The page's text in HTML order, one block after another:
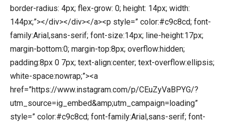
border-radius: 4px; flex-grow: 0; height: 14px; width:
144px;”></div></div></a><p style=” color:#c9c8cd; font-
family:Arial,sans-serif; font-size:14px; line-height:17px;
margin-bottom:0; margin-top:8px; overflow:hidden;
padding:8px 0 7px; text-align:center; text-overflow:ellipsis;
white-space:nowrap;”><a
href=”https://www.instagram.com/p/CEuZyVaBPYG/?
utm_source=ig_embed&amp;utm_campaign=loading”
style=” color:#c9c8cd; font-family:Arial,sans-serif; font-